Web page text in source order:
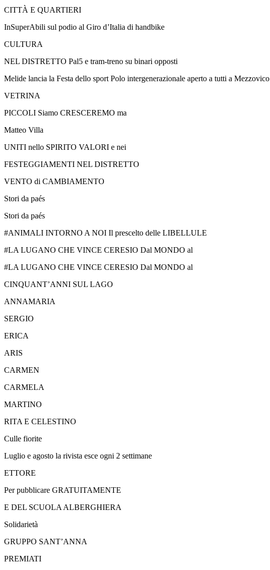
CITTÀ E QUARTIERI
InSuperAbili sul podio al Giro d’Italia di handbike
CULTURA
NEL DISTRETTO Pal5 e tram-treno su binari opposti
Melide lancia la Festa dello sport Polo intergenerazionale aperto a tutti a Mezzovico
VETRINA
PICCOLI Siamo CRESCEREMO ma
Matteo Villa
UNITI nello SPIRITO VALORI e nei
FESTEGGIAMENTI NEL DISTRETTO
VENTO di CAMBIAMENTO
Stori da paés
Stori da paés
#ANIMALI INTORNO A NOI Il prescelto delle LIBELLULE
#LA LUGANO CHE VINCE CERESIO Dal MONDO al
#LA LUGANO CHE VINCE CERESIO Dal MONDO al
CINQUANT’ANNI SUL LAGO
ANNAMARIA
SERGIO
ERICA
ARIS
CARMEN
CARMELA
MARTINO
RITA E CELESTINO
Culle fiorite
Luglio e agosto la rivista esce ogni 2 settimane
ETTORE
Per pubblicare GRATUITAMENTE
E DEL SCUOLA ALBERGHIERA
Solidarietà
GRUPPO SANT’ANNA
PREMIATI